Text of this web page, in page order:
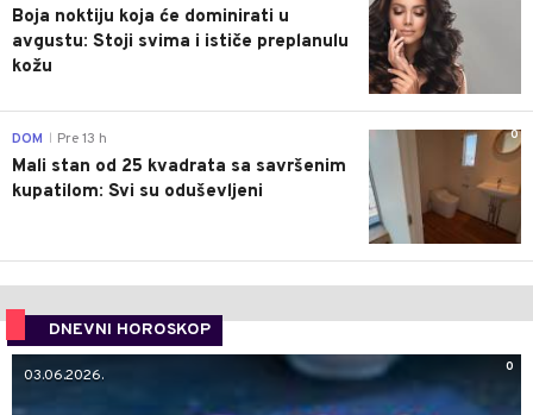
Boja noktiju koja će dominirati u
avgustu: Stoji svima i ističe preplanulu
kožu
0
DOM Pre 13 h
Mali stan od 25 kvadrata sa savršenim
kupatilom: Svi su oduševljeni
DNEVNI HOROSKOP
0
03.06.2026.